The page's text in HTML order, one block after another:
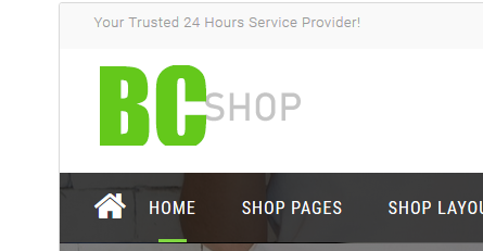
BC Business
می‌باشد.
آخرین به‌روزرسانی
4 می 2025
نصب‌های فعال
100+